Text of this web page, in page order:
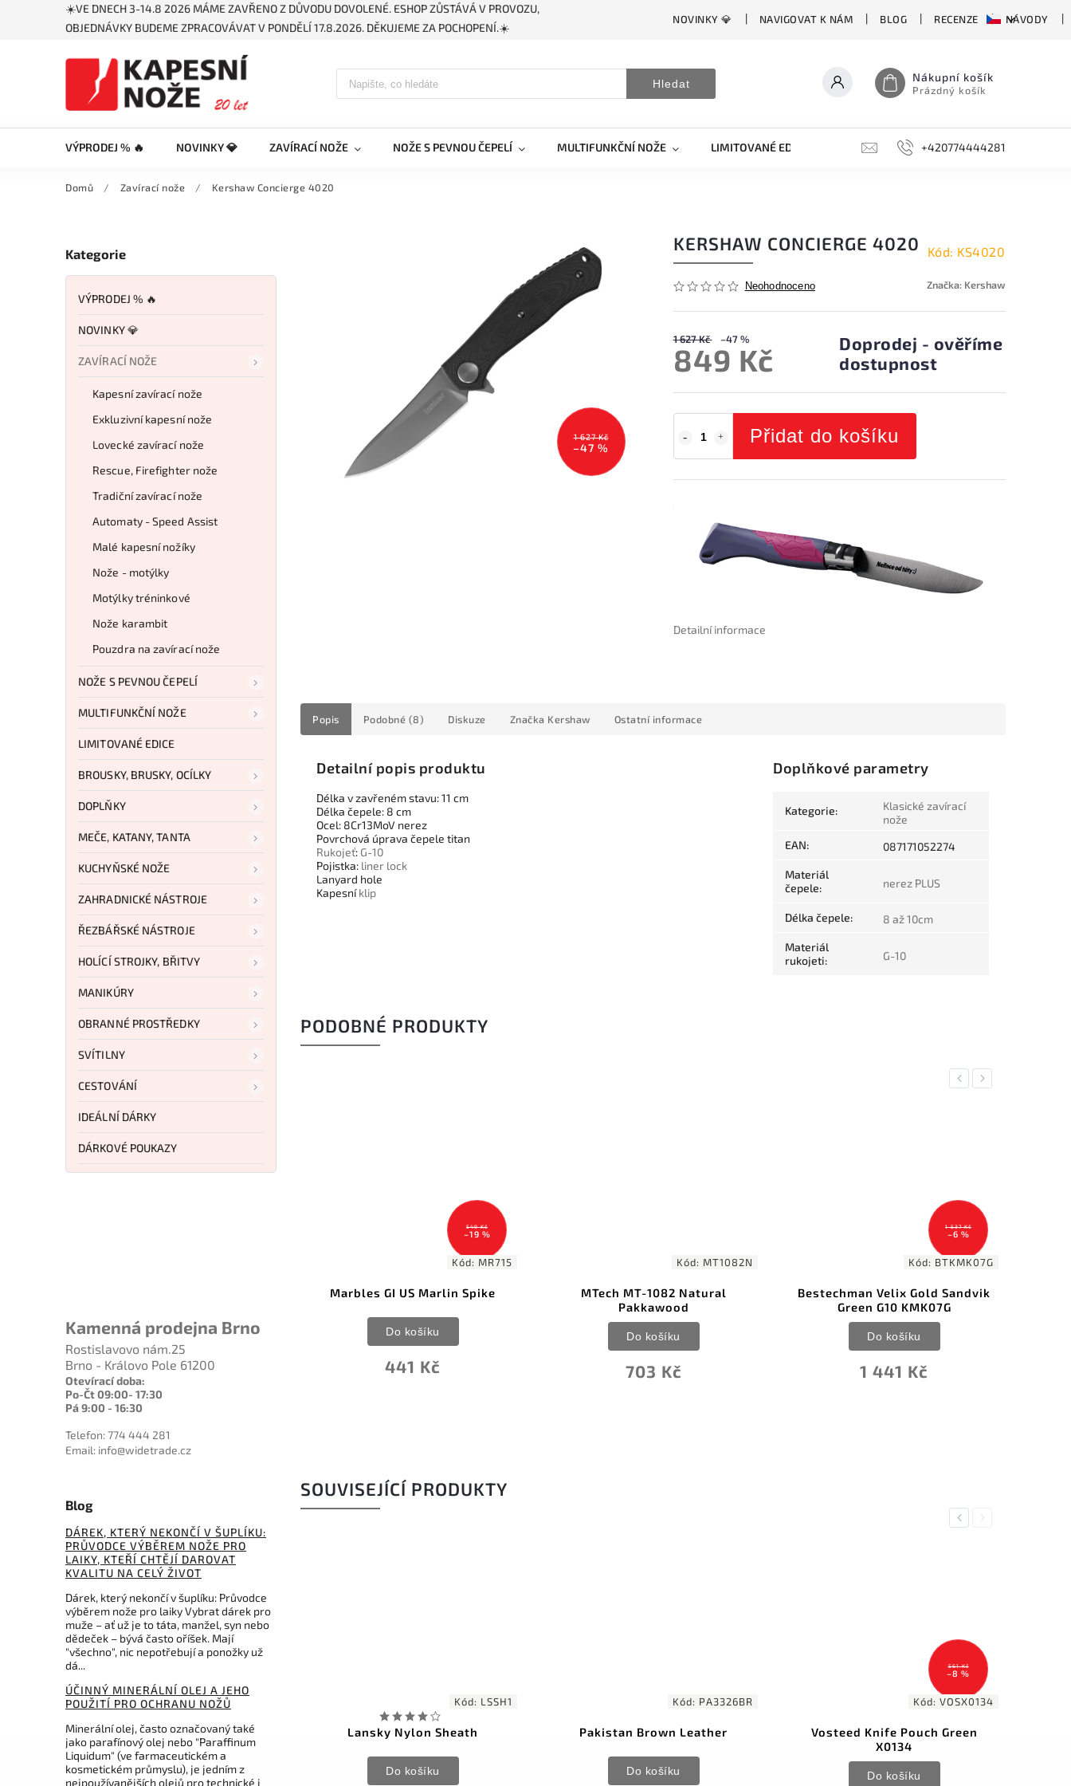
☀️VE DNECH 3-14.8 2026 MÁME ZAVŘENO Z DŮVODU DOVOLENÉ. ESHOP ZŮSTÁVÁ V PROVOZU,
OBJEDNÁVKY BUDEME ZPRACOVÁVAT V PONDĚLÍ 17.8.2026. DĚKUJEME ZA POCHOPENÍ.☀️
NOVINKY 💎 NAVIGOVAT K NÁM BLOG RECENZE NÁVODY
Hledat Nákupní košík
Prázdný košík
VÝPRODEJ % 🔥 NOVINKY 💎 ZAVÍRACÍ NOŽE NOŽE S PEVNOU ČEPELÍ MULTIFUNKČNÍ NOŽE LIMITOVANÉ EDICE BROUSKY, BRUSKY, OCÍLKY
+420774444281
Domů / Zavírací nože / Kershaw Concierge 4020
Kategorie
VÝPRODEJ % 🔥
NOVINKY 💎
ZAVÍRACÍ NOŽE
Kapesní zavírací nože
Exkluzivní kapesní nože
Lovecké zavírací nože
Rescue, Firefighter nože
Tradiční zavírací nože
Automaty - Speed Assist
Malé kapesní nožíky
Nože - motýlky
Motýlky tréninkové
Nože karambit
Pouzdra na zavírací nože
NOŽE S PEVNOU ČEPELÍ
MULTIFUNKČNÍ NOŽE
LIMITOVANÉ EDICE
BROUSKY, BRUSKY, OCÍLKY
DOPLŇKY
MEČE, KATANY, TANTA
KUCHYŇSKÉ NOŽE
ZAHRADNICKÉ NÁSTROJE
ŘEZBÁŘSKÉ NÁSTROJE
HOLÍCÍ STROJKY, BŘITVY
MANIKÚRY
OBRANNÉ PROSTŘEDKY
SVÍTILNY
CESTOVÁNÍ
IDEÁLNÍ DÁRKY
DÁRKOVÉ POUKAZY
Kamenná prodejna Brno
Rostislavovo nám.25
Brno - Královo Pole 61200
Otevírací doba:
Po-Čt 09:00- 17:30
Pá 9:00 - 16:30
Telefon: 774 444 281
Email: info@widetrade.cz
Blog
DÁREK, KTERÝ NEKONČÍ V ŠUPLÍKU:
PRŮVODCE VÝBĚREM NOŽE PRO
LAIKY, KTEŘÍ CHTĚJÍ DAROVAT
KVALITU NA CELÝ ŽIVOT
Dárek, který nekončí v šuplíku: Průvodce
výběrem nože pro laiky Vybrat dárek pro
muže – ať už je to táta, manžel, syn nebo
dědeček – bývá často oříšek. Mají
"všechno", nic nepotřebují a ponožky už
dá...
ÚČINNÝ MINERÁLNÍ OLEJ A JEHO
POUŽITÍ PRO OCHRANU NOŽŮ
Minerální olej, často označovaný také
jako parafínový olej nebo "Paraffinum
Liquidum" (ve farmaceutickém a
kosmetickém průmyslu), je jedním z
nejpoužívanějších olejů pro technické i
1 627 Kč
–47 %
KERSHAW CONCIERGE 4020 Kód: KS4020
Neohodnoceno Značka: Kershaw
1 627 Kč –47 %
849 Kč
Doprodej - ověříme
dostupnost
Přidat do košíku
Detailní informace
Popis Podobné (8) Diskuze Značka Kershaw Ostatní informace
Detailní popis produktu
Délka v zavřeném stavu: 11 cm
Délka čepele: 8 cm
Ocel: 8Cr13MoV nerez
Povrchová úprava čepele titan
Rukojeť: G-10
Pojistka: liner lock
Lanyard hole
Kapesníklip
Doplňkové parametry
Kategorie:
Klasické zavírací
nože
EAN: 087171052274
Materiál
čepele: nerez PLUS
Délka čepele: 8 až 10cm
Materiál
rukojeti: G-10
PODOBNÉ PRODUKTY
Previous
7 920 Kč
Do košíku
549 Kč
–19 %
Kód: MR715
Marbles GI US Marlin Spike
441 Kč
Do košíku
Kód: MT1082N
MTech MT-1082 Natural
Pakkawood
703 Kč
Do košíku
1 537 Kč
–6 %
Kód: BTKMK07G
Bestechman Velix Gold Sandvik
Green G10 KMK07G
1 441 Kč
Do košíku
Next
SOUVISEJÍCÍ PRODUKTY
Previous
Kód:4.0838.4
Victorinox pouzdro pro
HUNTER PRO
Do košíku
Kód: LSSH1
Lansky Nylon Sheath
Do košíku
Kód: PA3326BR
Pakistan Brown Leather
Do košíku
561 Kč
–8 %
Kód: VOSX0134
Vosteed Knife Pouch Green
X0134
Do košíku
Next